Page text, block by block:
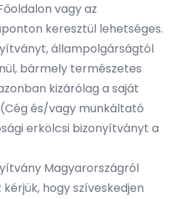
vagy az
keresztül lehetséges.
állampolgárságtól
bármely természetes
kizárólag a saját
és/vagy munkáltató
erkölcsi bizonyítványt a
Magyarországról
hogy szíveskedjen